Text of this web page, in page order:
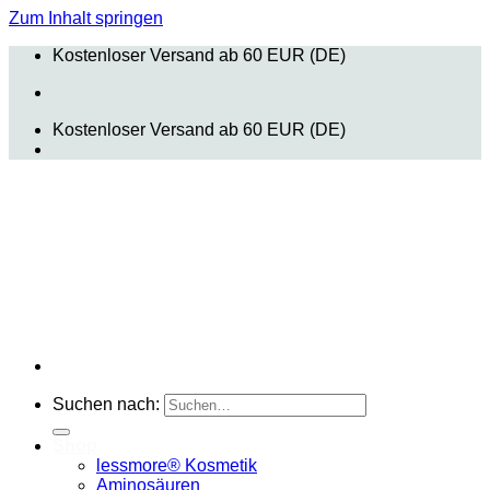
Zum Inhalt springen
Kostenloser Versand ab 60 EUR (DE)
Kostenloser Versand ab 60 EUR (DE)
Suchen nach:
lessmore® Kosmetik
Aminosäuren